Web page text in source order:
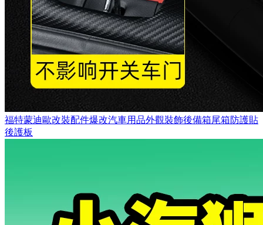
福特蒙迪歐改裝配件爆改汽車用品外觀裝飾後備箱尾箱防護貼
後護板